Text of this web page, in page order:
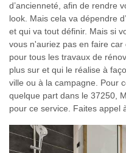
d’ancienneté, afin de rendre
look. Mais cela va dépendre
et qui va tout définir. Mais si
vous n'auriez pas en faire
pour tous les travaux de
plus sur et qui le réalise à
ville ou à la campagne. Pour
quelque part dans le 37250,
pour ce service. Faites appel